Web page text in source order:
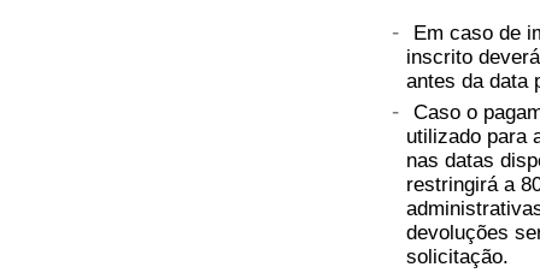
-
Em caso de
inscrito
antes da data
-
Caso o
utilizado para
nas datas
restringirá a
devoluções
solicitação.